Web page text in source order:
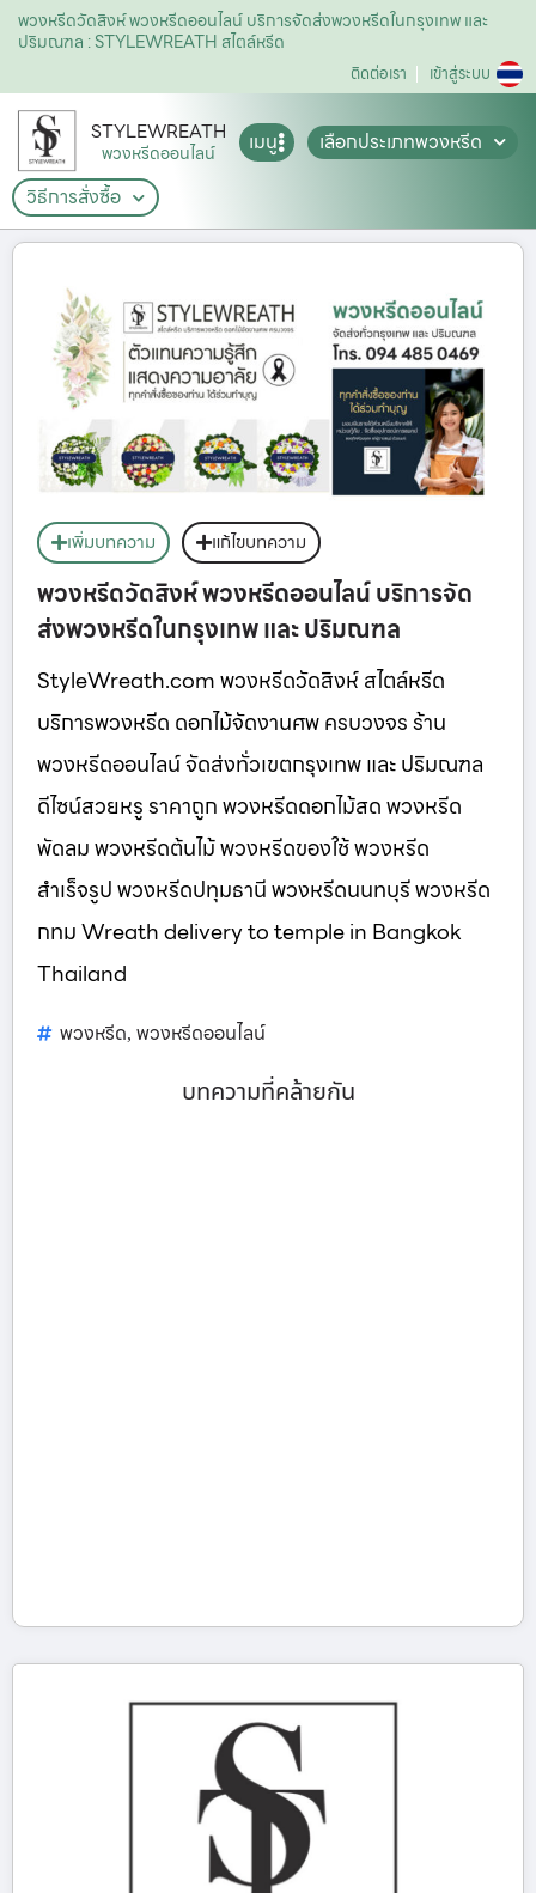
พวงหรีดวัดสิงห์ พวงหรีดออนไลน์ บริการจัดส่งพวงหรีดในกรุงเทพ และ
ปริมณฑล : STYLEWREATH สไตล์หรีด
ติดต่อเรา เข้าสู่ระบบ
STYLEWREATH
พวงหรีดออนไลน์ เมนู
เลือกประเภทพวงหรีด
วิธีการสั่งซื้อ
เพิ่มบทความ แก้ไขบทความ
พวงหรีดวัดสิงห์ พวงหรีดออนไลน์ บริการจัด
ส่งพวงหรีดในกรุงเทพ และ ปริมณฑล
StyleWreath.com พวงหรีดวัดสิงห์ สไตล์หรีด
บริการพวงหรีด ดอกไม้จัดงานศพ ครบวงจร ร้าน
พวงหรีดออนไลน์ จัดส่งทั่วเขตกรุงเทพ และ ปริมณฑล
ดีไซน์สวยหรู ราคาถูก พวงหรีดดอกไม้สด พวงหรีด
พัดลม พวงหรีดต้นไม้ พวงหรีดของใช้ พวงหรีด
สำเร็จรูป พวงหรีดปทุมธานี พวงหรีดนนทบุรี พวงหรีด
กทม Wreath delivery to temple in Bangkok
Thailand
พวงหรีด, พวงหรีดออนไลน์
บทความที่คล้ายกัน